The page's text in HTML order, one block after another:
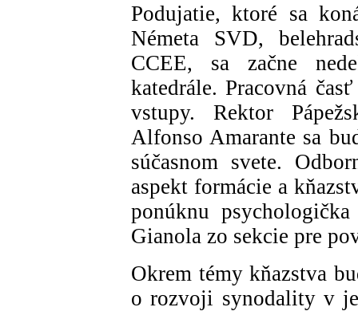
Podujatie, ktoré sa
Németa SVD,
CCEE, sa začne
katedrále. Pracovná
vstupy. Rektor
Alfonso Amarante sa
súčasnom svete.
aspekt formácie a
ponúknu
Gianola zo sekcie pre
Okrem témy kňazstva
o rozvoji synodality v